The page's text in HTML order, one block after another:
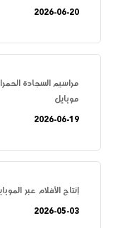
2026-06-20
مراسيم السجادة
موبايل
2026-06-19
إنتاج الأفلام عبر
2026-05-03